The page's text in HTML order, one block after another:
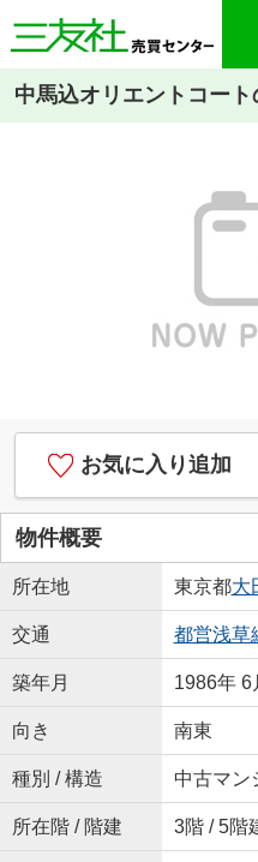
中馬込オリエントコー
お気に入り追加
物件概要
所在地 東京都大
交通 都営浅草
築年月 1986年 6
向き 南東
種別 / 構造 中古マン
所在階 / 階建 3階 / 5階